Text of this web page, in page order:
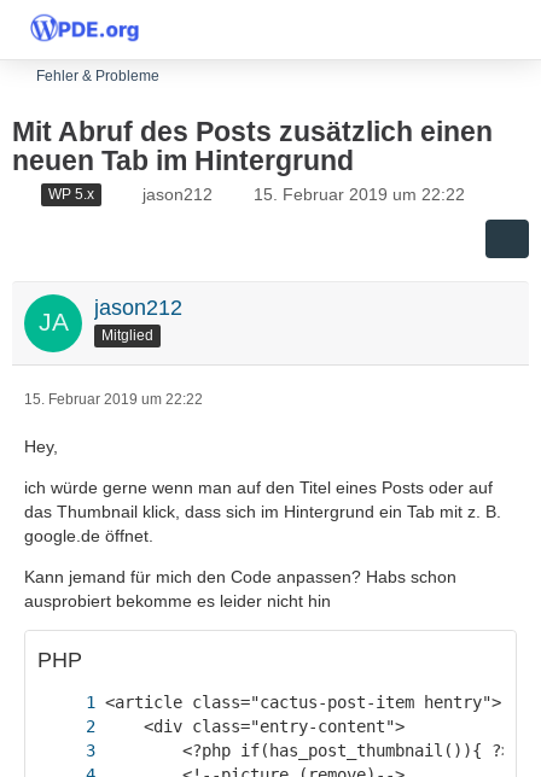
Fehler & Probleme
Mit Abruf des Posts zusätzlich einen
neuen Tab im Hintergrund
WP 5.x jason212 15. Februar 2019 um 22:22
jason212
Mitglied
15. Februar 2019 um 22:22
Hey,
ich würde gerne wenn man auf den Titel eines Posts oder auf
das Thumbnail klick, dass sich im Hintergrund ein Tab mit z. B.
google.de öffnet.
Kann jemand für mich den Code anpassen? Habs schon
ausprobiert bekomme es leider nicht hin
PHP